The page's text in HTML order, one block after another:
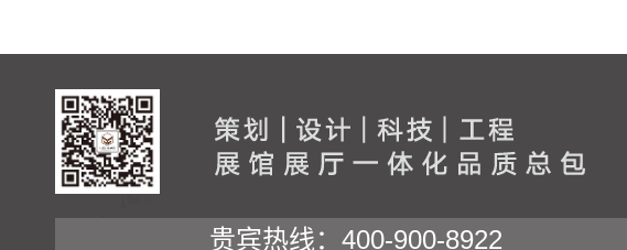
贵宾热线：400-900-8922